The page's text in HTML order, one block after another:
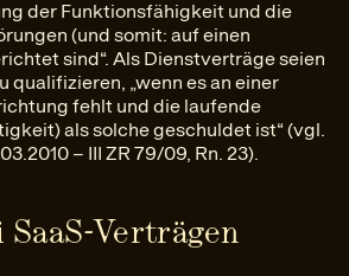
der Funktionsfähigkeit und die
(und somit: auf einen
sind“. Als Dienstverträge seien
qualifizieren, „wenn es an einer
fehlt und die laufende
als solche geschuldet ist“ (vgl.
– III ZR 79/09, Rn. 23).
Verträgen